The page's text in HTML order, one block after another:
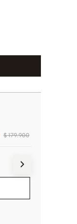
$ 179.900